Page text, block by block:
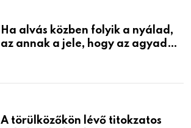
Ha alvás közben folyik a nyálad,
az annak a jele, hogy az agyad…
A törülközőkön lévő titokzatos